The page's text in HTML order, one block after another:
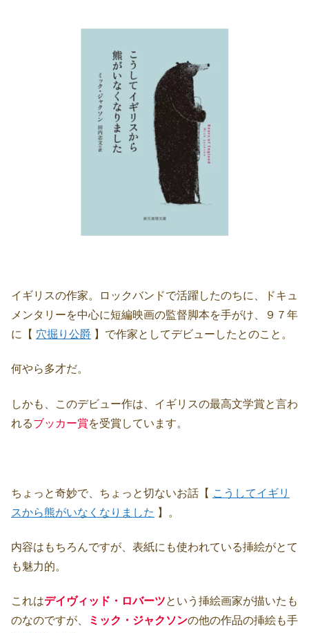
イギリスの作家。ロックバンドで活躍したのちに、ドキュ
メンタリーを中心に短編映画の監督脚本を手がけ、９７年
に【 穴掘り公爵 】で作家としてデビューしたとのこと。
何やら多才だ。
しかも、このデビュー作は、イギリスの最高文学賞と言わ
れるブッカー賞を受賞しています。
ちょっと奇妙で、ちょっと切ないお話【 こうしてイギリ
スから熊がいなくなりました 】。
内容はもちろんですが、表紙にも使われている挿絵がとて
も魅力的。
これはデイヴィッド・ロバーツという挿絵画家が描いたも
のなのですが、
ミック・ジャクソンの他の作品の挿絵も手